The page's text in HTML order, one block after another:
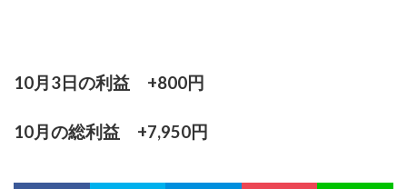
10月3日の利益 +800円
10月の総利益 +7,950円